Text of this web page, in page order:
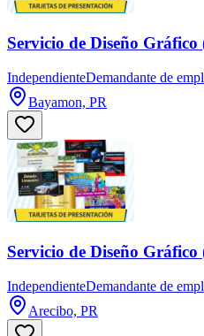
Servicio de Diseño
IndependienteDemandante de
Bayamon, PR
Servicio de Diseño
IndependienteDemandante de
Arecibo, PR